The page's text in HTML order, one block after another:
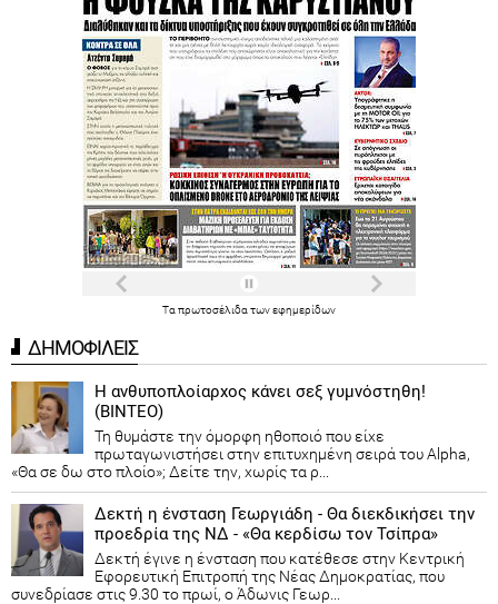
Τα πρωτοσέλιδα τωνεφημερίδων
ΔΗΜΟΦΙΛΕΙΣ
Η ανθυποπλοίαρχος κάνει σεξ γυμνόστηθη!
(ΒΙΝΤΕΟ)
Τη θυμάστε την όμορφη ηθοποιό που είχε
πρωταγωνιστήσει στην επιτυχημένη σειρά του Alpha,
«Θα σε δω στο πλοίο»; Δείτε την, χωρίς τα ρ...
Δεκτή η ένσταση Γεωργιάδη - Θα διεκδικήσει την
προεδρία της ΝΔ - «Θα κερδίσω τον Τσίπρα»
Δεκτή έγινε η ένσταση που κατέθεσε στην Κεντρική
Εφορευτική Επιτροπή της Νέας Δημοκρατίας, που
συνεδρίασε στις 9.30 το πρωί, ο Άδωνις Γεωρ...